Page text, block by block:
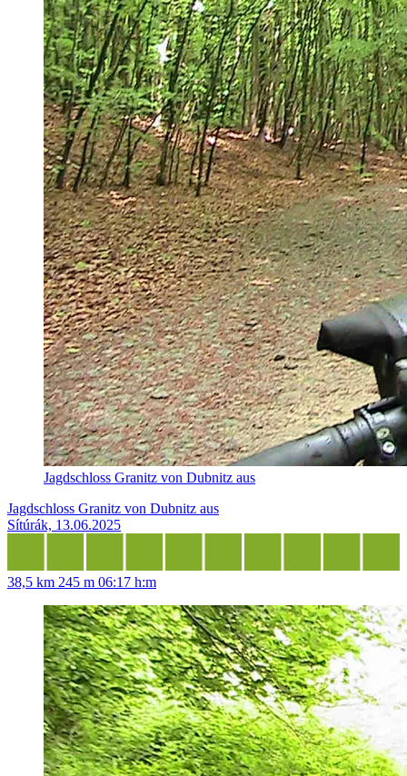
Jagdschloss Granitz von Dubnitz aus
Jagdschloss Granitz von Dubnitz aus
Sítúrák, 13.06.2025
38,5 km 245 m 06:17 h:m